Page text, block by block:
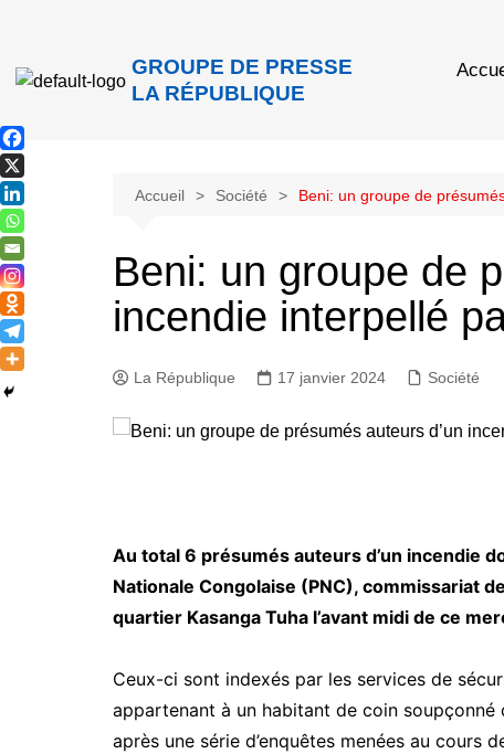
GROUPE DE PRESSE
LA RÉPUBLIQUE
Accueil Société Beni: un groupe de
Beni: un groupe de
incendie interpellé
La République 17 janvier 2024 Société
Au total 6 présumés auteurs d’un incendie
Nationale Congolaise (PNC), commissariat
quartier Kasanga Tuha l’avant midi de ce
Ceux-ci sont indexés par les services de
appartenant à un habitant de coin soupçonné
après une série d’enquêtes menées au cours